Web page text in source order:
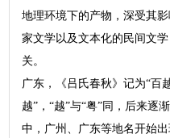
地理环境下的产物，深受其
家文学以及文本化的民间文
关。
广东，《吕氏春秋》记为“百
越”，“越”与“粤”同，后来逐
中，广州、广东等地名开始